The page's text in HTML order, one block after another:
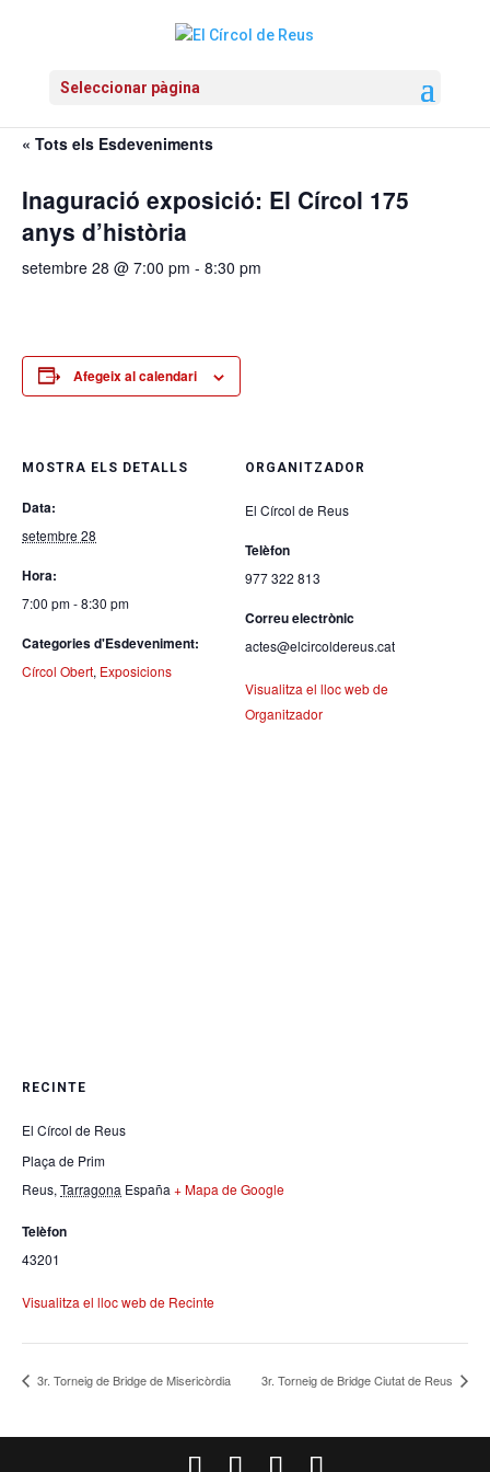
Seleccionar pàgina
« Tots els Esdeveniments
Inaguració exposició: El Círcol 175
anys d’història
setembre 28 @ 7:00 pm - 8:30 pm
Afegeix al calendari
MOSTRA ELS DETALLS
Data:
setembre 28
Hora:
7:00 pm - 8:30 pm
Categories d'Esdeveniment:
Círcol Obert, Exposicions
ORGANITZADOR
El Círcol de Reus
Telèfon
977 322 813
Correu electrònic
actes@elcircoldereus.cat
Visualitza el lloc web de
Organitzador
RECINTE
El Círcol de Reus
Plaça de Prim
Reus, Tarragona España + Mapa de Google
Telèfon
43201
Visualitza el lloc web de Recinte
3r. Torneig de Bridge de Misericòrdia 3r. Torneig de Bridge Ciutat de Reus